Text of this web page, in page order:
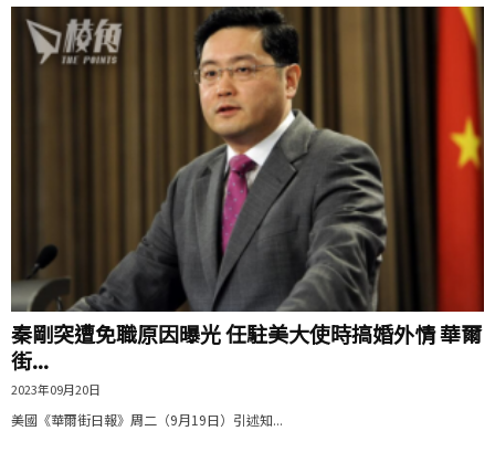
秦剛突遭免職原因曝光 任駐美大使時搞婚外情 華爾
街...
2023年09月20日
美國《華爾街日報》周二（9月19日）引述知...